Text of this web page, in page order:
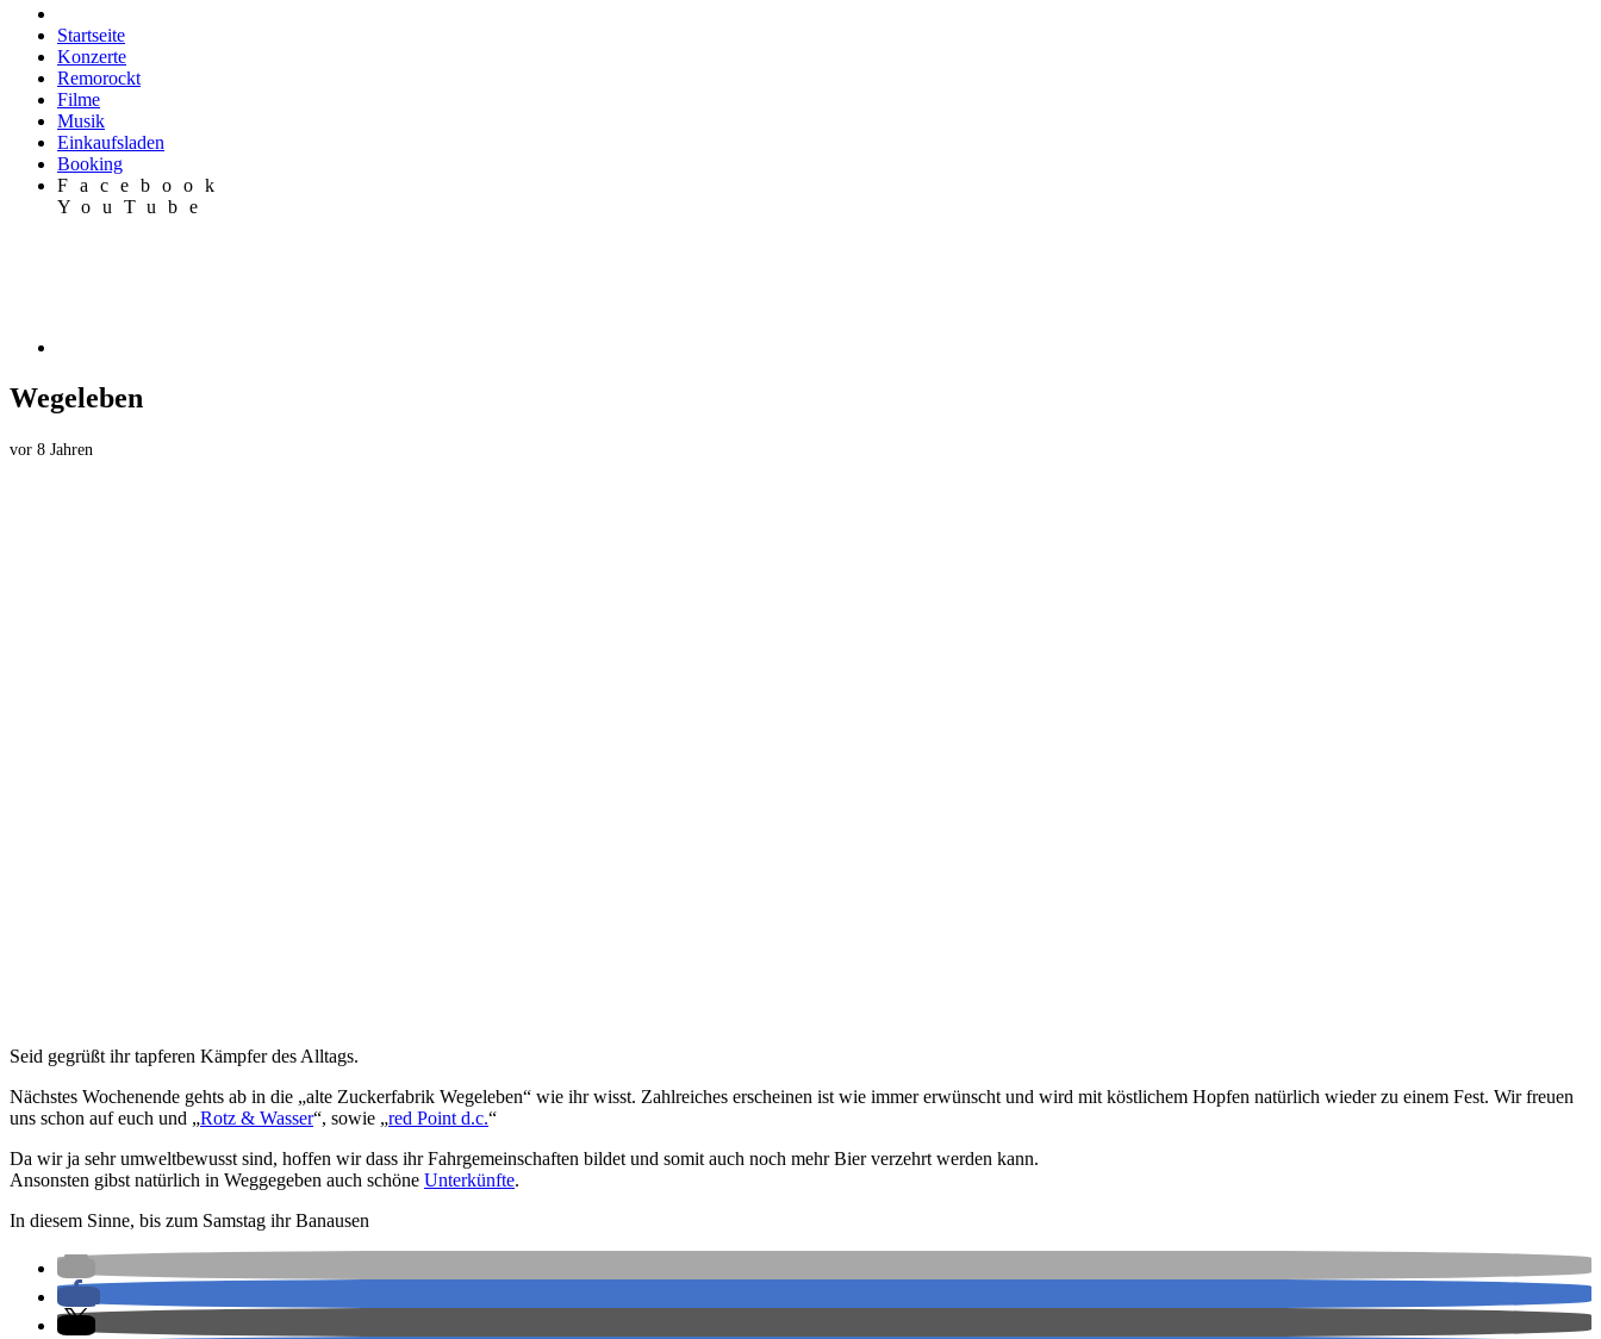
Startseite
Konzerte
Remorockt
Filme
Musik
Einkaufsladen
Booking
Facebook
YouTube
Wegeleben
vor 8 Jahren
Seid gegrüßt ihr tapferen Kämpfer des Alltags.
Nächstes Wochenende gehts ab in die „alte Zuckerfabrik Wegeleben“ wie ihr wisst. Zahlreiches erscheinen ist wie immer erwünscht und wird mit köstlichem Hopfen natürlich wieder zu einem Fest. Wir freuen
uns schon auf euch und „Rotz & Wasser“, sowie „red Point d.c.“
Da wir ja sehr umweltbewusst sind, hoffen wir dass ihr Fahrgemeinschaften bildet und somit auch noch mehr Bier verzehrt werden kann.
Ansonsten gibst natürlich in Weggegeben auch schöne Unterkünfte.
In diesem Sinne, bis zum Samstag ihr Banausen